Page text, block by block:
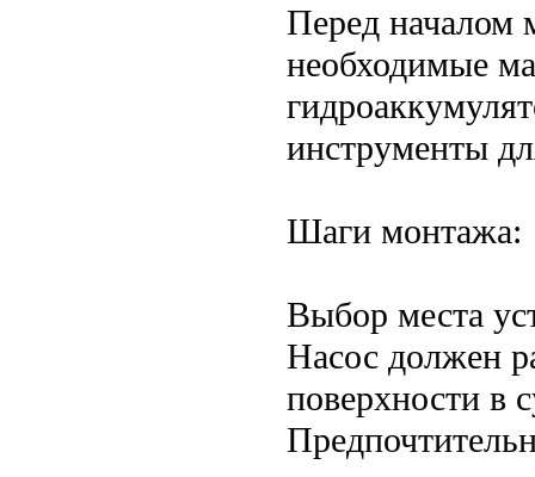
Перед началом
необходимые
инструменты
Шаги монтажа:
Выбор места
Насос должен
поверхности в